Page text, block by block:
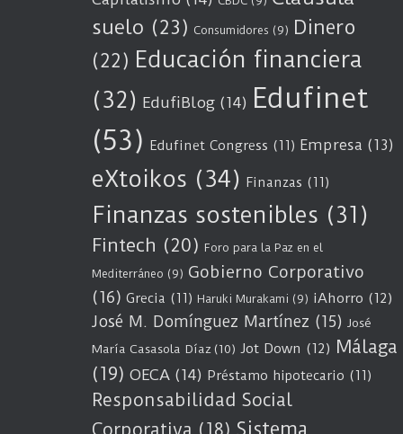
suelo (23) Consumidores (9) Dinero
(22) Educación financiera
(32) EdufiBlog (14) Edufinet
(53) Edufinet Congress (11) Empresa (13)
eXtoikos (34) Finanzas (11)
Finanzas sostenibles (31)
Fintech (20) Foro para la Paz en el
Mediterráneo (9) Gobierno Corporativo
(16) Grecia (11) Haruki Murakami (9) iAhorro (12)
José M. Domínguez Martínez (15) José
María Casasola Díaz (10) Jot Down (12) Málaga
(19) OECA (14) Préstamo hipotecario (11)
Responsabilidad Social
Sistema